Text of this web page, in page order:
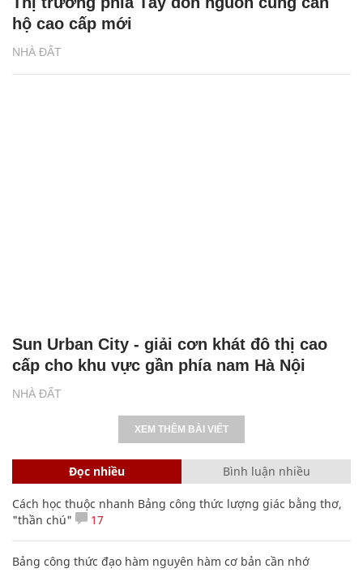
NHÀ ĐẤT
hộ cao cấp mới
NHÀ ĐẤT
Sun Urban City - giải cơn khát đô thị cao
cấp cho khu vực gần phía nam Hà Nội
XEM THÊM BÀI VIẾT
Đọc nhiều Bình luận nhiều
Cách học thuộc nhanh Bảng công thức lượng giác bằng thơ,
"thần chú"
17
Bảng công thức đạo hàm nguyên hàm cơ bản cần nhớ